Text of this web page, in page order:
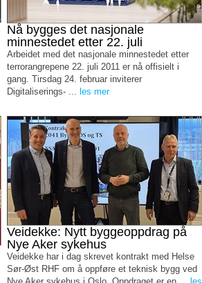
Nå bygges det nasjonale
minnestedet etter 22. juli
Arbeidet med det nasjonale minnestedet etter
terrorangrepene 22. juli 2011 er nå offisielt i
gang. Tirsdag 24. februar inviterer
Digitaliserings- ... les mer
Veidekke: Nytt byggeoppdrag på
Nye Aker sykehus
Veidekke har i dag skrevet kontrakt med Helse
Sør-Øst RHF om å oppføre et teknisk bygg ved